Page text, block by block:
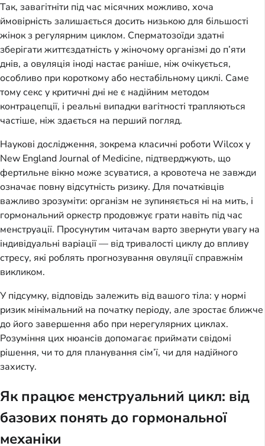
Так, завагітніти під час місячних можливо, хоча
ймовірність залишається досить низькою для більшості
жінок з регулярним циклом. Сперматозоїди здатні
зберігати життєздатність у жіночому організмі до п’яти
днів, а овуляція іноді настає раніше, ніж очікується,
особливо при короткому або нестабільному циклі. Саме
тому секс у критичні дні не є надійним методом
контрацепції, і реальні випадки вагітності трапляються
частіше, ніж здається на перший погляд.
Наукові дослідження, зокрема класичні роботи Wilcox у
New England Journal of Medicine, підтверджують, що
фертильне вікно може зсуватися, а кровотеча не завжди
означає повну відсутність ризику. Для початківців
важливо зрозуміти: організм не зупиняється ні на мить, і
гормональний оркестр продовжує грати навіть під час
менструації. Просунутим читачам варто звернути увагу на
індивідуальні варіації — від тривалості циклу до впливу
стресу, які роблять прогнозування овуляції справжнім
викликом.
У підсумку, відповідь залежить від вашого тіла: у нормі
ризик мінімальний на початку періоду, але зростає ближче
до його завершення або при нерегулярних циклах.
Розуміння цих нюансів допомагає приймати свідомі
рішення, чи то для планування сім’ї, чи для надійного
захисту.
Як працює менструальний цикл: від
базових понять до гормональної
механіки